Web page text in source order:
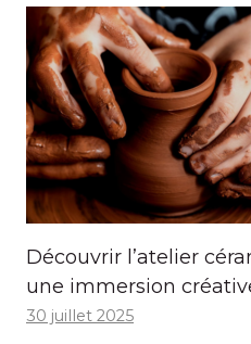
Découvrir l’atelier
une immersion
30 juillet 2025